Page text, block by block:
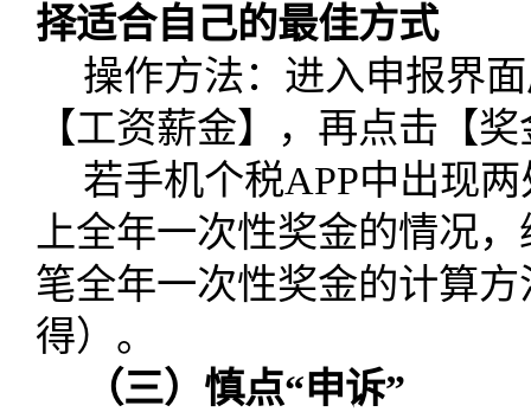
择适合自己的最佳方式
操作方法：进入申报界
【工资薪金】，再点击【
若手机个税APP中出现
上全年一次性奖金的情况
笔全年一次性奖金的计算
得）。
（三）慎点“申诉”